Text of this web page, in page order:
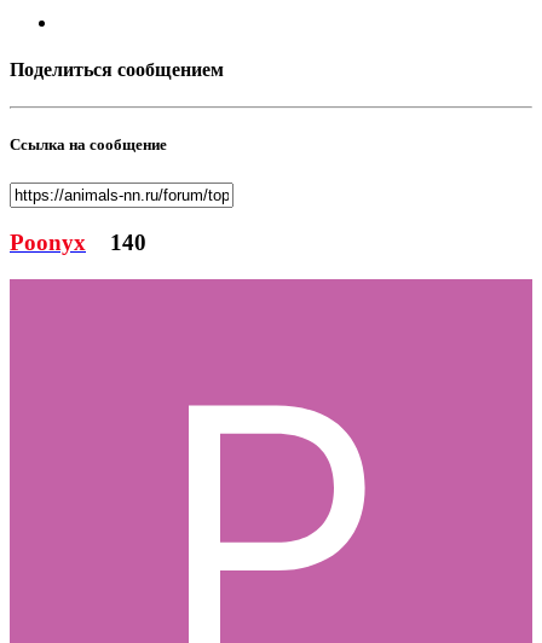
Поделиться сообщением
Ссылка на сообщение
Poonyx 140